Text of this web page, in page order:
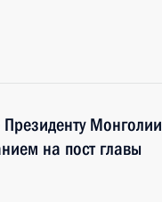
Монголии
на пост главы